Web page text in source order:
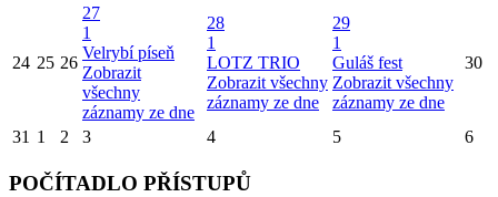
24 25 26
27
1
Velrybí píseň
Zobrazit
všechny
záznamy ze dne
28
1
LOTZ TRIO
Zobrazit všechny
záznamy ze dne
29
1
Guláš fest
Zobrazit všechny
záznamy ze dne
30
31 1 2 3 4 5 6
POČÍTADLO PŘÍSTUPŮ